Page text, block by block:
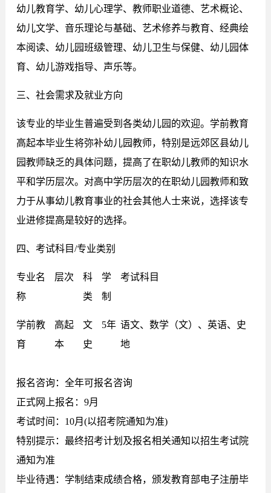
幼儿教育学、幼儿心理学、教师职业道德、艺术概论、
幼儿文学、音乐理论与基础、艺术修养与教育、经典绘
本阅读、幼儿园班级管理、幼儿卫生与保健、幼儿园体
育、幼儿游戏指导、声乐等。
三、社会需求及就业方向
该专业的毕业生普遍受到各类幼儿园的欢迎。学前教育
高起本毕业生将弥补幼儿园教师，特别是远郊区县幼儿
园教师缺乏的具体问题，提高了在职幼儿教师的知识水
平和学历层次。对高中学历层次的在职幼儿园教师和致
力于从事幼儿教育事业的社会其他人士来说，选择该专
业进修提高是较好的选择。
四、考试科目/专业类别
专业名
称
层次
科
类
学
制
考试科目
学前教
育
高起
本
文
史
5年 语文、数学（文）、英语、史
地
报名咨询：全年可报名咨询
正式网上报名：9月
考试时间：10月(以招考院通知为准)
特别提示：最终招考计划及报名相关通知以招生考试院
通知为准
毕业待遇：学制结束成绩合格，颁发教育部电子注册毕